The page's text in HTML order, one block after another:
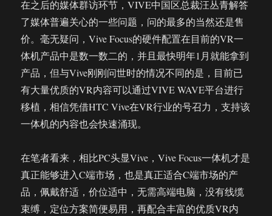
在之后的媒体群访环节，VIVE中国区总裁汪丛青解答
了媒体普遍关心的一些问题，问的最多的当然还是售
价。毫无疑问，Vive Focus的硬件配置在目前的VR一
体机产品中是数一数二的，并且最快明年1月就能拿到
产品，但与Vive刚刚问世时的情况不同的是，目前已
有大量优质的VR内容可以通过VIVE WAVE平台进行
移植，相信凭借HTC Vive在VR行业的号召力，支持该
一体机的内容也会快速涌现。
在笔者看来，相比PC头显Vive，Vive Focus一体机才是
真正能够进入C端市场，也是真正适合C端市场的产
品，佩戴舒适，价位适中，无需高端电脑，没有线缆
束缚，定位方案简便易用，再配合丰富的优质VR内